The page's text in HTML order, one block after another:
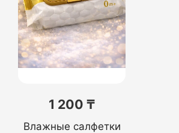
1 200 ₸
Влажные салфетки